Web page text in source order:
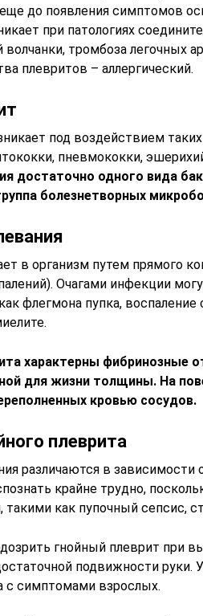
до появления симптомов
при патологиях
тромбоза легочных
плевритов – аллергический.
под воздействием
пневмококки,
достаточно одного вида
болезнетворных
в организм путем прямого
Очагами инфекции
флегмона пупка, воспаление
характерны фибринозные
для жизни толщины. На
кровью сосудов.
плеврита
различаются в зависимости
крайне трудно,
такими как пупочный сепсис,
гнойный плеврит при
подвижности руки.
с симптомами взрослых.